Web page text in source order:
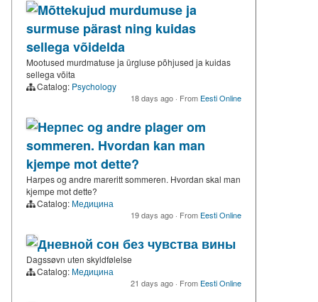
Mõttekujud murdumuse ja
surmuse pärast ning kuidas
sellega võidelda
Mootused murdmatuse ja ürgluse põhjused ja kuidas
sellega võita
Catalog: Psychology
18 days ago · From Eesti Online
Hерпес og andre plager om
sommeren. Hvordan kan man
kjempe mot dette?
Harpes og andre mareritt sommeren. Hvordan skal man
kjempe mot dette?
Catalog: Медицина
19 days ago · From Eesti Online
Дневной сон без чувства вины
Dagssøvn uten skyldfølelse
Catalog: Медицина
21 days ago · From Eesti Online